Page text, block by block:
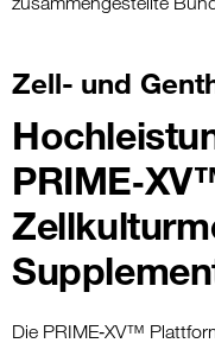
Zell- und
Die PRIME‑XV™